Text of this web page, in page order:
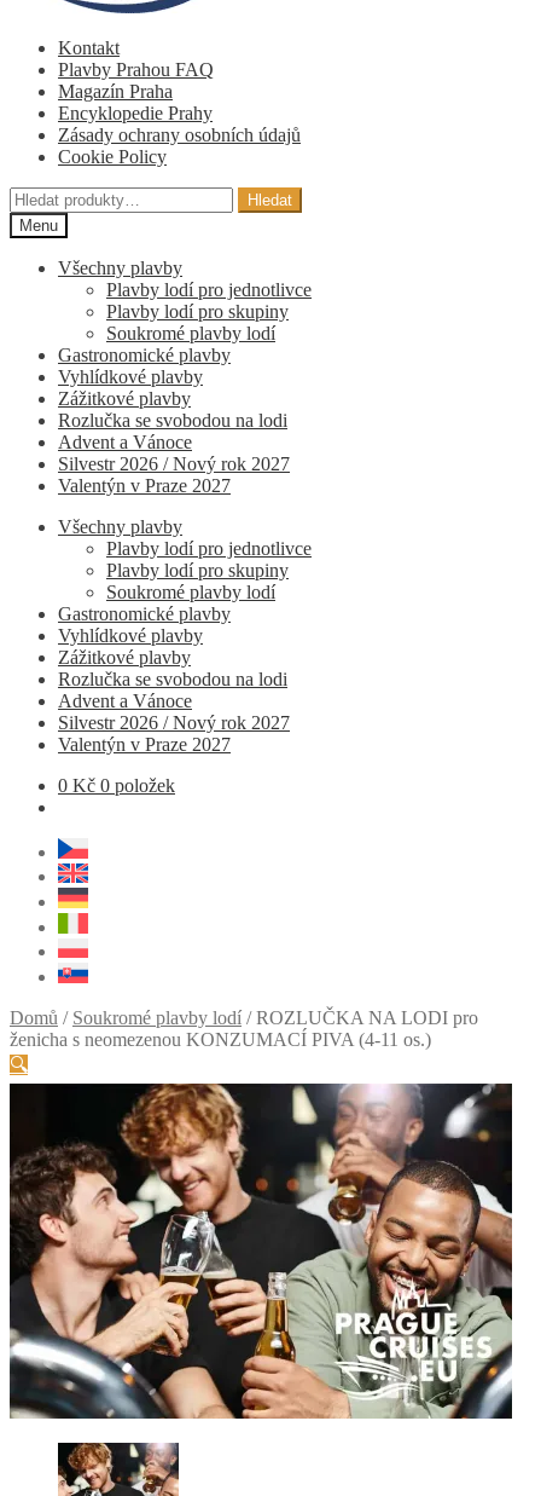
Kontakt
Plavby Prahou FAQ
Magazín Praha
Encyklopedie Prahy
Zásady ochrany osobních údajů
Cookie Policy
Hledat:
Hledat
Menu
Všechny plavby
Plavby lodí pro jednotlivce
Plavby lodí pro skupiny
Soukromé plavby lodí
Gastronomické plavby
Vyhlídkové plavby
Zážitkové plavby
Rozlučka se svobodou na lodi
Advent a Vánoce
Silvestr 2026 / Nový rok 2027
Valentýn v Praze 2027
Všechny plavby
Plavby lodí pro jednotlivce
Plavby lodí pro skupiny
Soukromé plavby lodí
Gastronomické plavby
Vyhlídkové plavby
Zážitkové plavby
Rozlučka se svobodou na lodi
Advent a Vánoce
Silvestr 2026 / Nový rok 2027
Valentýn v Praze 2027
0 Kč 0 položek
Domů / Soukromé plavby lodí /ROZLUČKA NA LODI pro
ženicha s neomezenou KONZUMACÍ PIVA (4-11 os.)
🔍
Strip Show) s
kódem: BOAT
PARTY